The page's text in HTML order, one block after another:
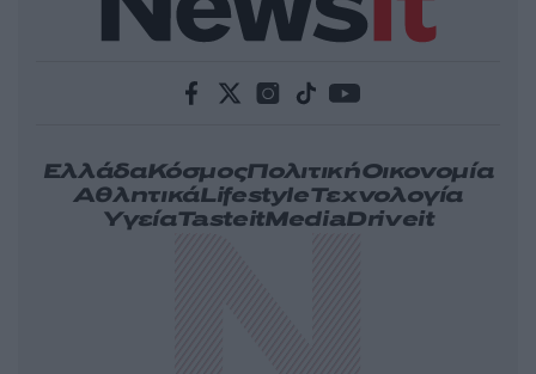
ΕλλάδαΚόσμοςΠολιτικήΟικονομία
ΑθλητικάLifestyleΤεχνολογία
ΥγείαTasteitMediaDriveit